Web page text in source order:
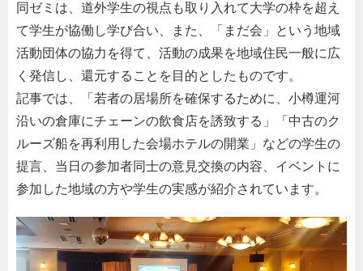
同ゼミは、道外学生の視点も取り入れて大学の枠を超え
て学生が協働し学び合い、また、「まだ会」という地域
活動団体の協力を得て、活動の成果を地域住民一般に広
く発信し、還元することを目的としたものです。
記事では、「若者の居場所を確保するために、小樽運河
沿いの倉庫にチェーンの飲食店を誘致する」「中古のク
ルーズ船を再利用した会場ホテルの開業」などの学生の
提言、当日の参加者同士の意見交換の内容、イベントに
参加した地域の方や学生の実感が紹介されています。